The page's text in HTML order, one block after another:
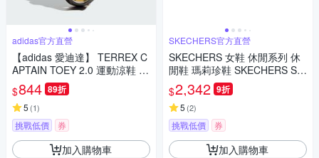
adidas官方直營
【adidas 愛迪達】 TERREX C
APTAIN TOEY 2.0 運動涼鞋 涼
拖鞋 乾爽 童鞋 IF3099
$844 89折
5 (1)
挑戰低價 券
加入購物車
SKECHERS官方直營
SKECHERS 女鞋 休閒系列 休
閒鞋 瑪莉珍鞋 SKECHERS SH
ADOW - 177387GRY
$2,342 9折
5 (2)
挑戰低價 券
加入購物車